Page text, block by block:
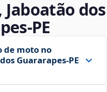
dos
de moto no
Guararapes‑PE